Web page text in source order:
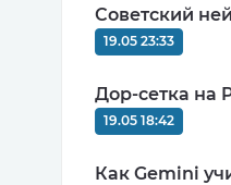
MIN: 5000
9.92
Советский
19.05 23:33
Дор-сетка на
19.05 18:42
Как Gemini